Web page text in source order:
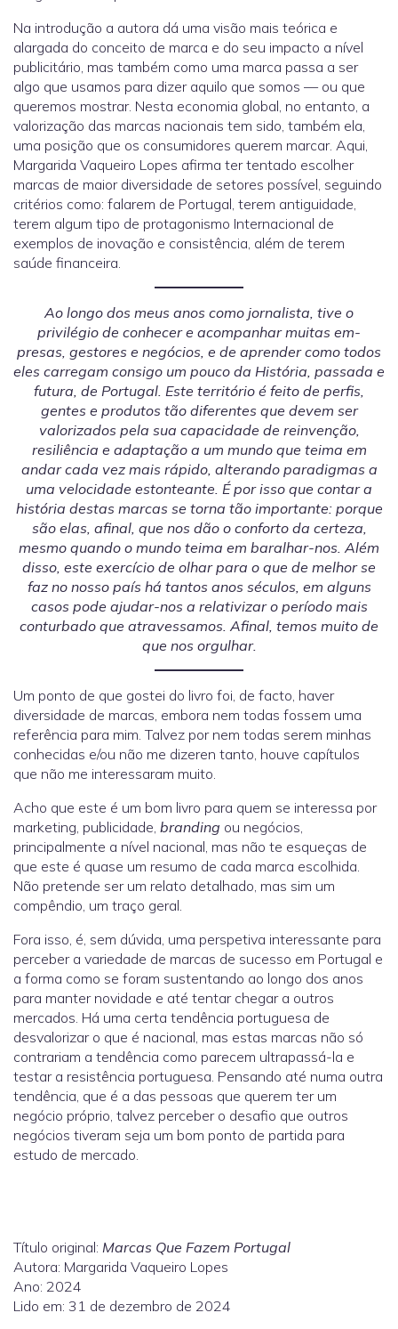
Na introdução a autora dá uma visão mais teórica e
alargada do conceito de marca e do seu impacto a nível
publicitário, mas também como uma marca passa a ser
algo que usamos para dizer aquilo que somos — ou que
queremos mostrar. Nesta economia global, no entanto, a
valorização das marcas nacionais tem sido, também ela,
uma posição que os consumidores querem marcar. Aqui,
Margarida Vaqueiro Lopes afirma ter tentado escolher
marcas de maior diversidade de setores possível, seguindo
critérios como: falarem de Portugal, terem antiguidade,
terem algum tipo de protagonismo Internacional de
exemplos de inovação e consistência, além de terem
saúde financeira.
Ao longo dos meus anos como jornalista, tive o
privilégio de conhecer e acompanhar muitas em-
presas, gestores e negócios, e de aprender como todos
eles carregam consigo um pouco da História, passada e
futura, de Portugal. Este território é feito de perfis,
gentes e produtos tão diferentes que devem ser
valorizados pela sua capacidade de reinvenção,
resiliência e adaptação a um mundo que teima em
andar cada vez mais rápido, alterando paradigmas a
uma velocidade estonteante. É por isso que contar a
história destas marcas se torna tão importante: porque
são elas, afinal, que nos dão o conforto da certeza,
mesmo quando o mundo teima em baralhar-nos. Além
disso, este exercício de olhar para o que de melhor se
faz no nosso país há tantos anos séculos, em alguns
casos pode ajudar-nos a relativizar o período mais
conturbado que atravessamos. Afinal, temos muito de
que nos orgulhar.
Um ponto de que gostei do livro foi, de facto, haver
diversidade de marcas, embora nem todas fossem uma
referência para mim. Talvez por nem todas serem minhas
conhecidas e/ou não me dizeren tanto, houve capítulos
que não me interessaram muito.
Acho que este é um bom livro para quem se interessa por
marketing, publicidade, branding ou negócios,
principalmente a nível nacional, mas não te esqueças de
que este é quase um resumo de cada marca escolhida.
Não pretende ser um relato detalhado, mas sim um
compêndio, um traço geral.
Fora isso, é, sem dúvida, uma perspetiva interessante para
perceber a variedade de marcas de sucesso em Portugal e
a forma como se foram sustentando ao longo dos anos
para manter novidade e até tentar chegar a outros
mercados. Há uma certa tendência portuguesa de
desvalorizar o que é nacional, mas estas marcas não só
contrariam a tendência como parecem ultrapassá-la e
testar a resistência portuguesa. Pensando até numa outra
tendência, que é a das pessoas que querem ter um
negócio próprio, talvez perceber o desafio que outros
negócios tiveram seja um bom ponto de partida para
estudo de mercado.
Título original: Marcas Que Fazem Portugal
Autora: Margarida Vaqueiro Lopes
Ano: 2024
Lido em: 31 de dezembro de 2024